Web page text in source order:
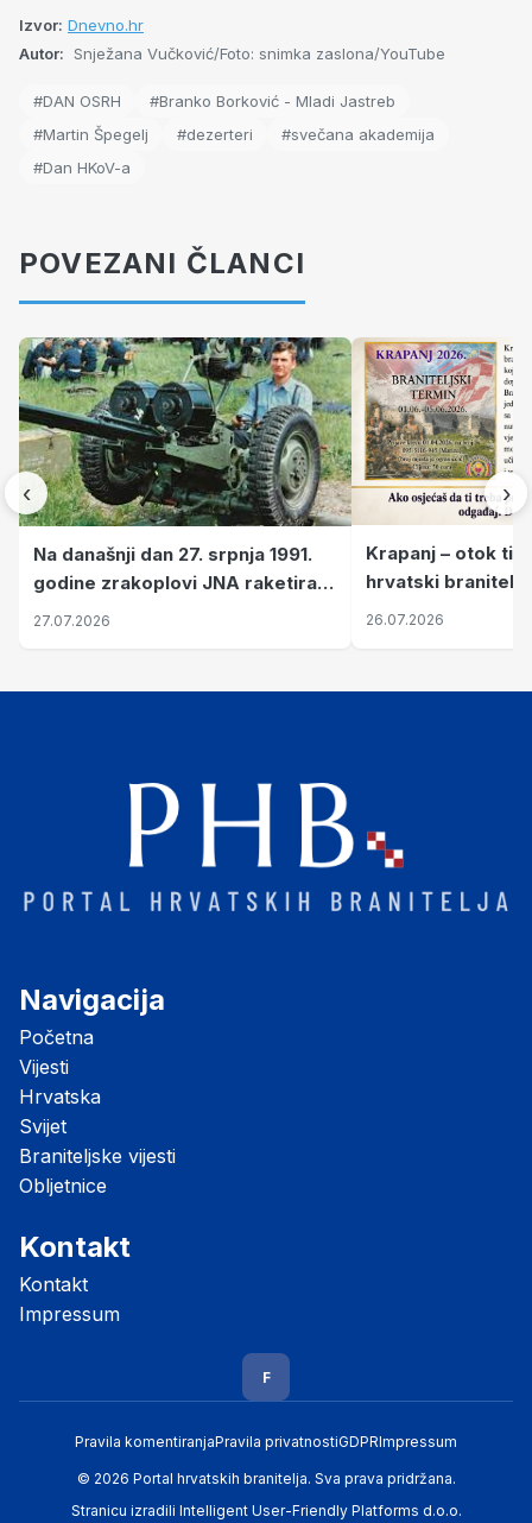
Izvor: Dnevno.hr
Autor: Snježana Vučković/Foto: snimka zaslona/YouTube
#DAN OSRH
#Branko Borković - Mladi Jastreb
#Martin Špegelj
#dezerteri
#svečana akademija
#Dan HKoV-a
POVEZANI ČLANCI
‹
Na današnji dan 27. srpnja 1991.
godine zrakoplovi JNA raketirali
su vojarnu i obučni centar "Nikola
27.07.2026
Krapanj – otok
hrvatski branitelji
pronalaze mir
26.07.2026
›
Navigacija
Početna
Vijesti
Hrvatska
Svijet
Braniteljske vijesti
Obljetnice
Kontakt
Kontakt
Impressum
F
Pravila komentiranjaPravila privatnostiGDPRImpressum
© 2026 Portal hrvatskih branitelja. Sva prava pridržana.
Stranicu izradili Intelligent User-Friendly Platforms d.o.o.